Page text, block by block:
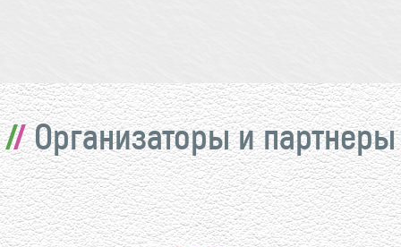
Организаторы и партнеры